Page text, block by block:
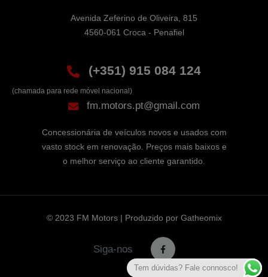
Avenida Zeferino de Oliveira, 815
4560-061 Croca - Penafiel
(+351) 915 084 124
(chamada para rede móvel nacional)
fm.motors.pt@gmail.com
Concessionária de veículos novos e usados com
vasto stock em renovação. Preços mais baixos e
o melhor serviço ao cliente garantido.
© 2023 FM Motors | Produzido por Gatheomix
Siga-nos
Tem dúvidas? Fale connosco!